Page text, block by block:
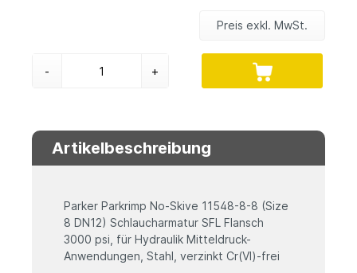
Preis exkl. MwSt.
- +
Artikelbeschreibung
Parker Parkrimp No-Skive 11548-8-8 (Size
8 DN12) Schlaucharmatur SFL Flansch
3000 psi, für Hydraulik Mitteldruck-
Anwendungen, Stahl, verzinkt Cr(VI)-frei